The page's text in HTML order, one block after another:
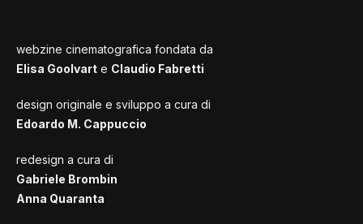
webzine cinematografica fondata da
Elisa Goolvart e Claudio Fabretti
design originale e sviluppo a cura di
Edoardo M. Cappuccio
redesign a cura di
Gabriele Brombin
Anna Quaranta